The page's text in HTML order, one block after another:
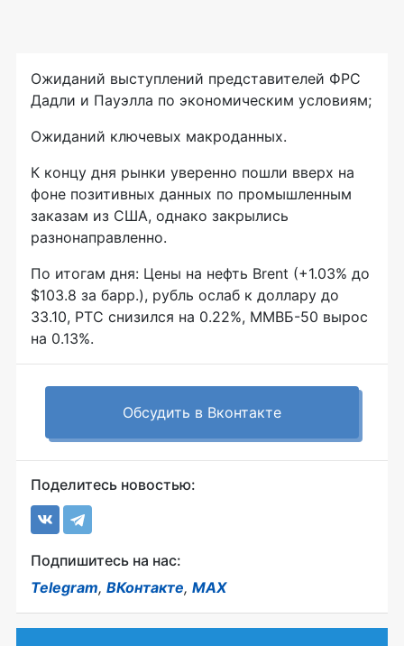
Ожиданий выступлений представителей ФРС
Дадли и Пауэлла по экономическим условиям;
Ожиданий ключевых макроданных.
К концу дня рынки уверенно пошли вверх на
фоне позитивных данных по промышленным
заказам из США, однако закрылись
разнонаправленно.
По итогам дня: Цены на нефть Brent (+1.03% до
$103.8 за барр.), рубль ослаб к доллару до
33.10, РТС снизился на 0.22%, ММВБ-50 вырос
на 0.13%.
Обсудить в Вконтакте
Поделитесь новостью:
Подпишитесь на нас:
Telegram, ВКонтакте, MAX